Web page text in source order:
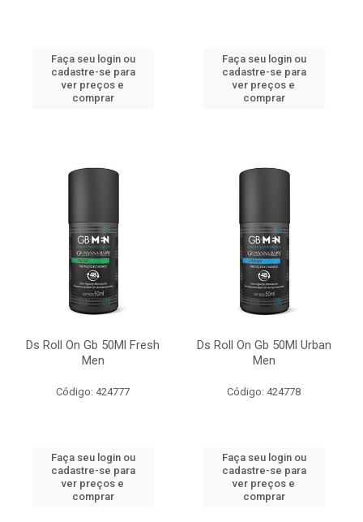
Faça seu login ou
cadastre-se para
ver preços e
comprar
Faça seu login ou
cadastre-se para
ver preços e
comprar
Ds Roll On Gb 50Ml Fresh
Men
Código: 424777
Faça seu login ou
cadastre-se para
ver preços e
comprar
Ds Roll On Gb 50Ml Urban
Men
Código: 424778
Faça seu login ou
cadastre-se para
ver preços e
comprar